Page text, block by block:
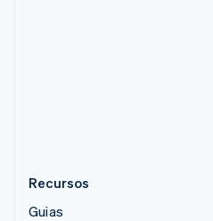
Recursos
Guias